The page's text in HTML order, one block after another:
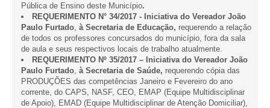
Pública de Ensino deste Município.
REQUERIMENTO N° 34/2017 - Iniciativa do Vereador João
Paulo Furtado à Secretaria de Educação, requerendo a relação
de todos os professores concursados do município, fora da sala
de aula e seus respectivos locais de trabalho atualmente.
REQUERIMENTO Nº 35/2017 – Iniciativa do Vereador João
Paulo Furtado à Secretaria de Saúde, requerendo cópia das
PRODUÇÕES das competências Janeiro e Fevereiro do ano
corrente, do CAPS, NASF, CEO, EMAP (Equipe Multidisciplinar
de Apoio), EMAD (Equipe Multidisciplinar de Atenção Domiciliar),